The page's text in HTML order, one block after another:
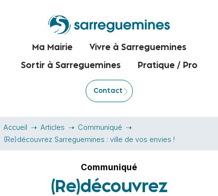
Ma Mairie Vivre à Sarreguemines
Sortir à Sarreguemines Pratique / Pro
Contact
Accueil Articles
Communiqué
(Re)découvrez Sarreguemines : ville de vos envies !
Communiqué
(Re)découvrez